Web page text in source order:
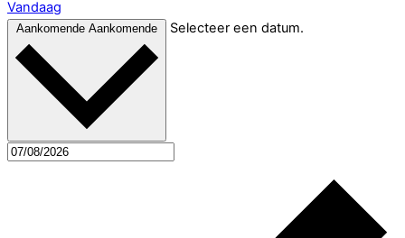
Vandaag
Aankomende Aankomende Selecteer een datum.